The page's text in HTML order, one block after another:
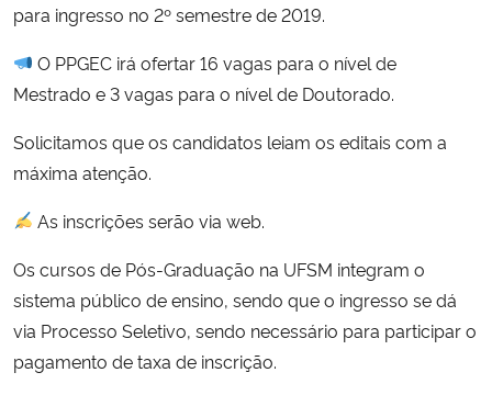
Gabinete de Segurança Institucional
Advocacia-Geral da União
Banco Central do Brasil
para ingresso no 2º semestre de 2019.
O PPGEC irá ofertar 16 vagas para o nível de
Mestrado e 3 vagas para o nível de Doutorado.
Solicitamos que os candidatos leiam os editais com a
máxima atenção.
As inscrições serão via web.
Os cursos de Pós-Graduação na UFSM integram o
sistema público de ensino, sendo que o ingresso se dá
via Processo Seletivo, sendo necessário para participar o
pagamento de taxa de inscrição.